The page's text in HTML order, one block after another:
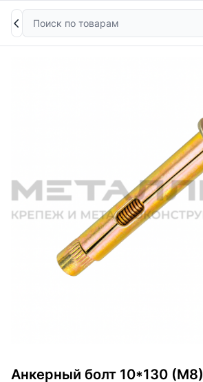
Поиск
Анкерный болт 10*130 (М8)